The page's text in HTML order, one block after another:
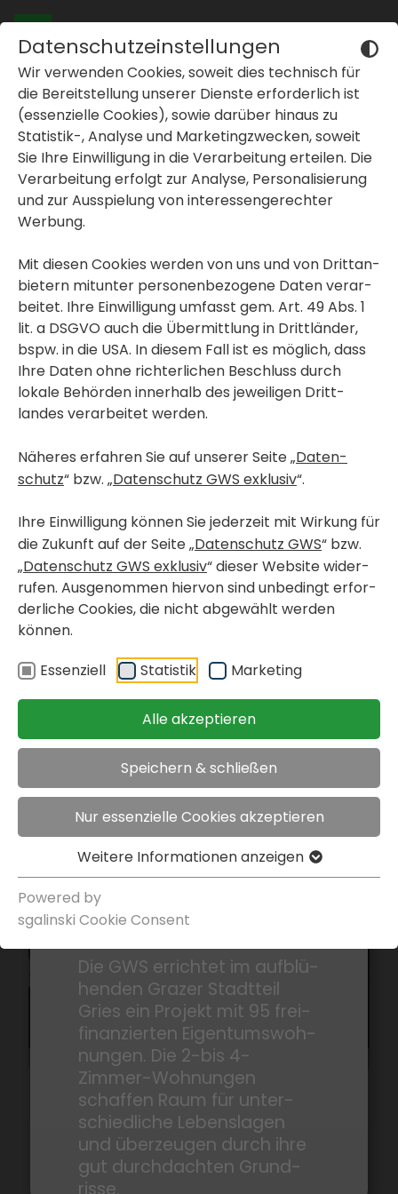
Datenschutzeinstellungen
Wir verwenden Cookies, soweit dies tech­nisch für
die Bereit­stel­lung unserer Dienste erfor­der­lich ist
(essen­zi­elle Cookies), sowie darüber hinaus zu
Statistik-, Analyse und Marke­ting­zwe­cken, soweit
Sie Ihre Einwil­li­gung in die Verar­bei­tung erteilen. Die
Verar­bei­tung erfolgt zur Analyse, Perso­na­li­sie­rung
und zur Ausspie­lung von inter­es­sen­ge­rechter
Werbung.
Mit diesen Cookies werden von uns und von Dritt­an­
bie­tern mitunter perso­nen­be­zo­gene Daten verar­
beitet. Ihre Einwil­li­gung umfasst gem. Art. 49 Abs. 1
lit. a DSGVO auch die Übermitt­lung in Dritt­länder,
bspw. in die USA. In diesem Fall ist es möglich, dass
Ihre Daten ohne rich­ter­li­chen Beschluss durch
lokale Behörden inner­halb des jewei­ligen Dritt­
landes verar­beitet werden.
Näheres erfahren Sie auf unserer Seite „Daten­
schutz“ bzw. „Daten­schutz GWS exklusiv“.
Ihre Einwil­li­gung können Sie jeder­zeit mit Wirkung für
die Zukunft auf der Seite „Daten­schutz GWS“ bzw.
„Daten­schutz GWS exklusiv“ dieser Website wider­
rufen. Ausge­nommen hiervon sind unbe­dingt erfor­
der­liche Cookies, die nicht abge­wählt werden
können.
Essen­ziell
Statistik Marke­ting
Alle akzeptieren
Speichern & schließen
Nur essenzielle Cookies akzeptieren
Weitere Infor­ma­tionen anzeigen
Powered by
sgal­inski Cookie Consent
oder ausblenden
oder ausblenden
oder ausblenden
Ihr Such­filter
Bezirk auswählen
Park­platz
Fried­rich-Ritter-Weg 10-22
Park­platz
Kalva­ri­en­gürtel 20
Park­platz
Am Puls der Zeit - Ihr neues
Zuhause in Graz-Gries
Die GWS errichtet im aufblü­
henden Grazer Stadt­teil
Gries ein Projekt mit 95 frei­
fi­nan­zierten Eigen­tums­woh­
nungen. Die 2-bis 4-
Zimmer-Wohnungen
schaffen Raum für unter­
schied­liche Lebens­lagen
und über­zeugen durch ihre
gut durch­dachten Grund­